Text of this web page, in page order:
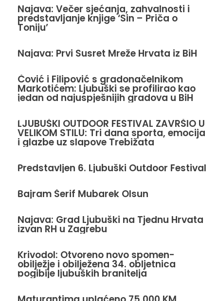
Najava: Večer sjećanja, zahvalnosti i
predstavljanje knjige ‘Sin – Priča o
Toniju’
Najava: Prvi Susret Mreže Hrvata iz BiH
Čović i Filipović s gradonačelnikom
Markotićem: Ljubuški se profilirao kao
jedan od najuspješnijih gradova u BiH
LJUBUŠKI OUTDOOR FESTIVAL ZAVRŠIO U
VELIKOM STILU: Tri dana sporta, emocija
i glazbe uz slapove Trebižata
Predstavljen 6. Ljubuški Outdoor Festival
Bajram Šerif Mubarek Olsun
Najava: Grad Ljubuški na Tjednu Hrvata
izvan RH u Zagrebu
Krivodol: Otvoreno novo spomen-
obilježje i obilježena 34. obljetnica
pogibije ljubuških branitelja